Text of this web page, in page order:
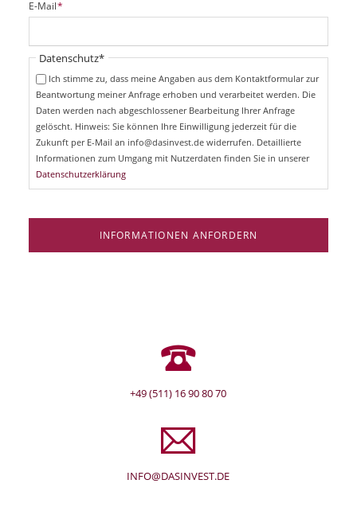
c
t
f
P
f
i
E-Mail*
Pflichtfeld
Datenschutz*
Ich stimme zu, dass meine Angaben aus dem Kontaktformular zur
Beantwortung meiner Anfrage erhoben und verarbeitet werden. Die
Daten werden nach abgeschlossener Bearbeitung Ihrer Anfrage
gelöscht. Hinweis: Sie können Ihre Einwilligung jederzeit für die
Zukunft per E-Mail an info@dasinvest.de widerrufen. Detaillierte
Informationen zum Umgang mit Nutzerdaten finden Sie in unserer
Datenschutzerklärung
INFORMATIONEN ANFORDERN
+49 (511) 16 90 80 70
INFO@DASINVEST.DE